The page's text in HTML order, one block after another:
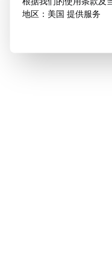
地区：美国 提供服务